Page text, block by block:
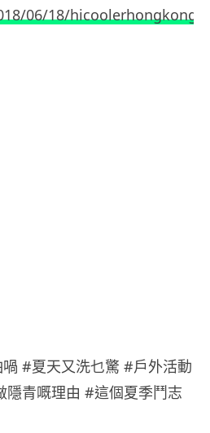
06/18/hicoolerhongkong/
#夏天又洗乜驚 #戶外活動
隱青嘅理由 #這個夏季鬥志